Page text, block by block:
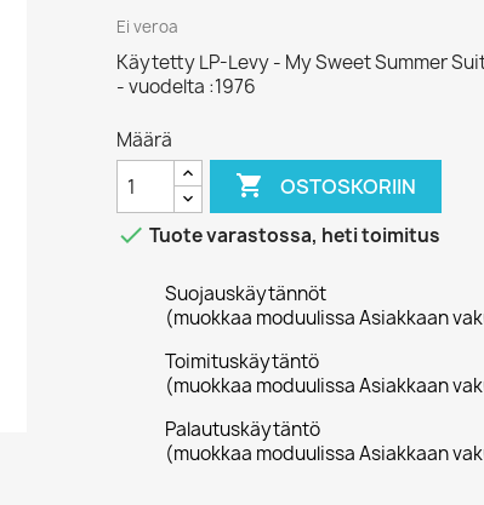
Ei veroa
Käytetty LP-Levy - My Sweet Summer
- vuodelta :1976
Määrä
 OSTOSKORIIN
 Tuote varastossa, heti toimitus
Suojauskäytännöt
(muokkaa moduulissa Asiakkaan
Toimituskäytäntö
(muokkaa moduulissa Asiakkaan
Palautuskäytäntö
(muokkaa moduulissa Asiakkaan